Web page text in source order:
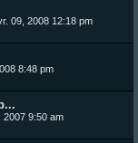
09, 2008 12:18 pm
8:48 pm
2007 9:50 am